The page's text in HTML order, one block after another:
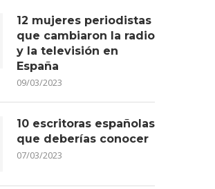
12 mujeres periodistas
que cambiaron la radio
y la televisión en
España
09/03/2023
10 escritoras españolas
que deberías conocer
07/03/2023